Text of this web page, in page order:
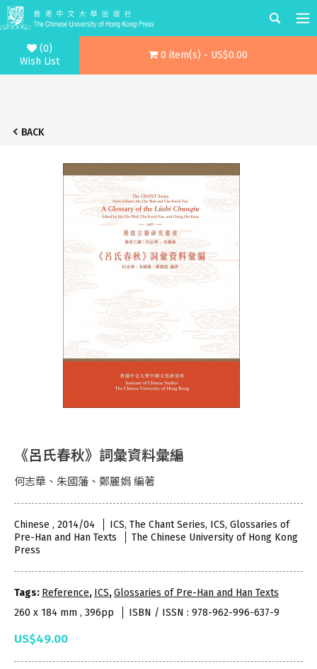
(0)
Wish List
0 item(s) - US$0.00
BACK
《呂氏春秋》詞彙資料彙編
何志華、朱國藩、鄭麗娟 編著
Chinese , 2014/04
ICS, The Chant Series, ICS, Glossaries of
Pre-Han and Han Texts
The Chinese University of Hong Kong
Press
Tags: Reference, ICS,Glossaries of Pre-Han and Han Texts
260 x 184 mm , 396pp
ISBN / ISSN : 978-962-996-637-9
US$49.00